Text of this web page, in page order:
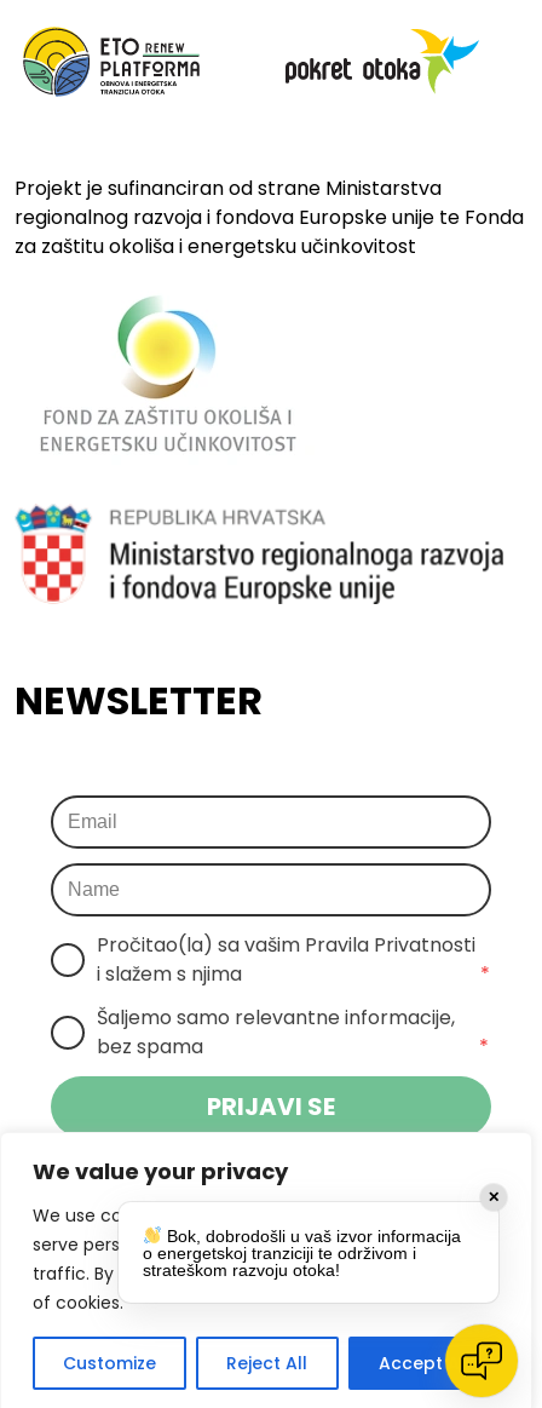
We value your privacy
We use cookies to enhance your browsing experience,
serve personalized ads or content, and analyze our
traffic. By clicking "Accept All", you consent to our use
of cookies.
Customize Reject All Accept All
Projekt je sufinanciran od strane Ministarstva
regionalnog razvoja i fondova Europske unije te Fonda
za zaštitu okoliša i energetsku učinkovitost
NEWSLETTER
Pročitao(la) sa vašim Pravila Privatnosti
i slažem s njima
*
Šaljemo samo relevantne informacije,
bez spama
*
PRIJAVI SE
Klikom na gumb dajete suglasnost za
primanje novosti Pokreta Otoka te se
slažete spolitikom privatnosti.
DRUŠTVENE MREŽE
✕
Bok, dobrodošli u vaš izvor informacija
o energetskoj tranziciji te održivom i
strateškom razvoju otoka!